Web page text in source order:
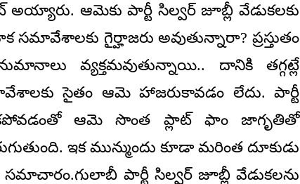
అయ్యారు. ఆమెకు పార్టీ సిల్వర్ జూబ్లీ వేడుకలకు
గైర్హాజరు అవుతున్నారా? ప్రస్తుతం
వ్యక్తమవుతున్నాయి.. దానికి తగ్గట్లే
సైతం ఆమె హాజరుకావడం లేదు. పార్టీ
ఆమె సొంత ప్లాట్ ఫాం జాగృతితో
ఇక మున్ముందు కూడా మరింత దూకుడు
సమాచారం.గులాబీ పార్టీ సిల్వర్ జూబ్లీ వేడుకలను